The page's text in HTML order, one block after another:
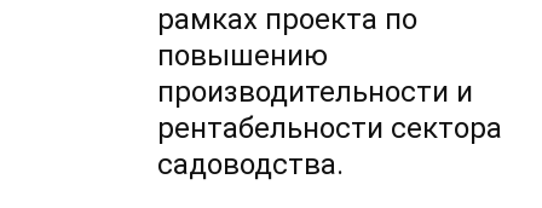
рамках проекта по
повышению
производительности и
рентабельности сектора
садоводства.